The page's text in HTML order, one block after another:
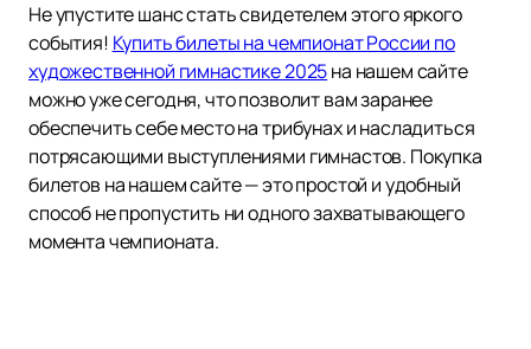
Не упустите шанс стать свидетелем этого яркого
события! Купить билеты на чемпионат России по
художественной гимнастике 2025на нашем сайте
можно уже сегодня, что позволит вам заранее
обеспечить себе место на трибунах и насладиться
потрясающими выступлениями гимнастов. Покупка
билетов на нашем сайте — это простой и удобный
способ не пропустить ни одного захватывающего
момента чемпионата.